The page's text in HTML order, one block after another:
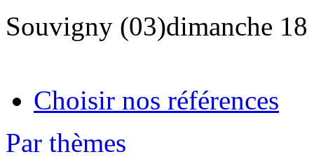
Souvigny (03)dimanche
Choisir nos références
Par thèmes